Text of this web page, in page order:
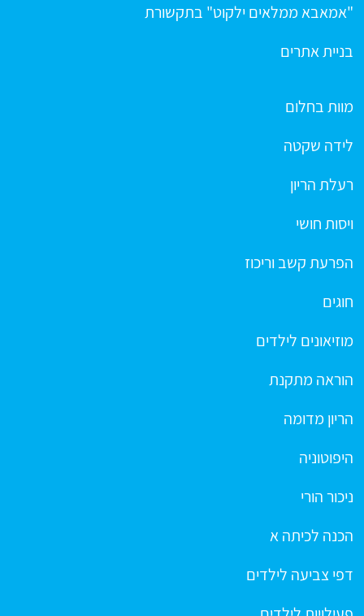
"אמאבא ממלאים ילקוט" בתקשורת
בניית אתרים
מוות בחלום
לידה שקטה
רעלת הריון
ויסות חושי
הפרעת קשב וריכוז
חוגים
מוזיאונים לילדים
הוראה מתקנת
הריון מדומה
היפוטוניה
ניכור הורי
הכנה לכיתה א
דפי צביעה לילדים